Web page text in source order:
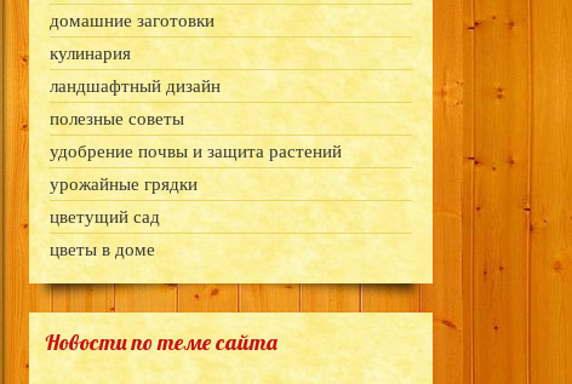
домашние заготовки
кулинария
ландшафтный дизайн
полезные советы
удобрение почвы и защита растений
урожайные грядки
цветущий сад
цветы в доме
Новости по теме сайта